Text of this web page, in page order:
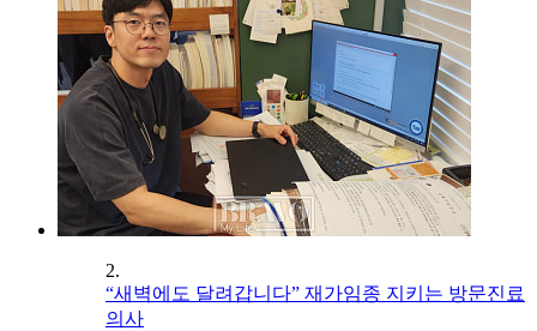
2.
“새벽에도 달려갑니다” 재가임종 지키는 방문진료
의사